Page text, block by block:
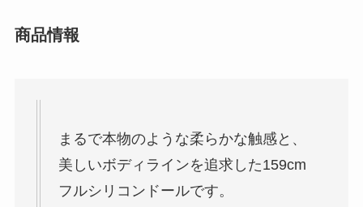
商品情報
まるで本物のような柔らかな触感と、
美しいボディラインを追求した159cm
フルシリコンドールです。